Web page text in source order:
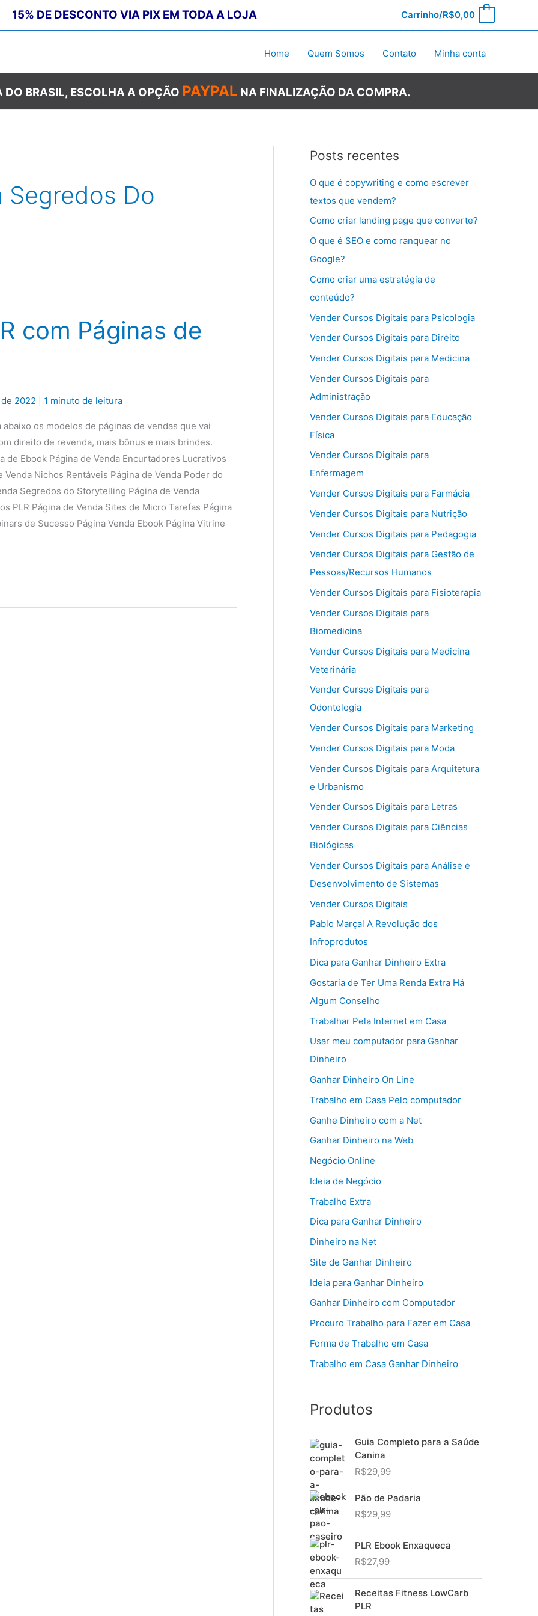
15% DE DESCONTO VIA PIX EM TODA A LOJA Carrinho/R$0,00
Home Quem Somos Contato Minha conta
DO BRASIL, ESCOLHA A OPÇÃO PAYPAL NA FINALIZAÇÃO DA COMPRA.
Segredos Do
com Páginas de
2022 1 minuto de leitura
os modelos de páginas de vendas que vai
direito de revenda, mais bônus e mais brindes.
de Ebook Página de Venda Encurtadores Lucrativos
Nichos Rentáveis Página de Venda Poder do
Segredos do Storytelling Página de Venda
PLR Página de Venda Sites de Micro Tarefas Página
de Sucesso Página Venda Ebook Página Vitrine
Posts recentes
O que é copywriting e como escrever
textos que vendem?
Como criar landing page que converte?
O que é SEO e como ranquear no
Google?
Como criar uma estratégia de
conteúdo?
Vender Cursos Digitais para Psicologia
Vender Cursos Digitais para Direito
Vender Cursos Digitais para Medicina
Vender Cursos Digitais para
Administração
Vender Cursos Digitais para Educação
Física
Vender Cursos Digitais para
Enfermagem
Vender Cursos Digitais para Farmácia
Vender Cursos Digitais para Nutrição
Vender Cursos Digitais para Pedagogia
Vender Cursos Digitais para Gestão de
Pessoas/Recursos Humanos
Vender Cursos Digitais para Fisioterapia
Vender Cursos Digitais para
Biomedicina
Vender Cursos Digitais para Medicina
Veterinária
Vender Cursos Digitais para
Odontologia
Vender Cursos Digitais para Marketing
Vender Cursos Digitais para Moda
Vender Cursos Digitais para Arquitetura
e Urbanismo
Vender Cursos Digitais para Letras
Vender Cursos Digitais para Ciências
Biológicas
Vender Cursos Digitais para Análise e
Desenvolvimento de Sistemas
Vender Cursos Digitais
Pablo Marçal A Revolução dos
Infroprodutos
Dica para Ganhar Dinheiro Extra
Gostaria de Ter Uma Renda Extra Há
Algum Conselho
Trabalhar Pela Internet em Casa
Usar meu computador para Ganhar
Dinheiro
Ganhar Dinheiro On Line
Trabalho em Casa Pelo computador
Ganhe Dinheiro com a Net
Ganhar Dinheiro na Web
Negócio Online
Ideia de Negócio
Trabalho Extra
Dica para Ganhar Dinheiro
Dinheiro na Net
Site de Ganhar Dinheiro
Ideia para Ganhar Dinheiro
Ganhar Dinheiro com Computador
Procuro Trabalho para Fazer em Casa
Forma de Trabalho em Casa
Trabalho em Casa Ganhar Dinheiro
Produtos
Guia Completo para a Saúde
Canina
R$29,99
Pão de Padaria
R$29,99
PLR Ebook Enxaqueca
R$27,99
Receitas Fitness LowCarb
PLR